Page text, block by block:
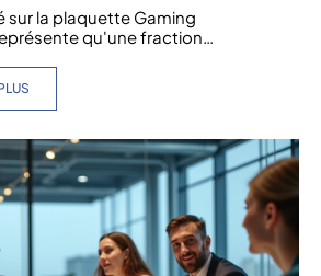
sur la plaquette Gaming
qu'une fraction…